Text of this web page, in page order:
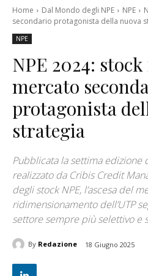
Home Dal Mondo degli NPE NPE
secondario protagonista della nuova
NPE
NPE 2024:
mercato
protagonista
strategia
Pubblicata la settima edizione
realizzato da Cribis Credit
degli stock NPE, l’ascesa del
ridimensionamento dell’UTP
settore sempre più selettivo e
By Redazione 18 Giugno 2025